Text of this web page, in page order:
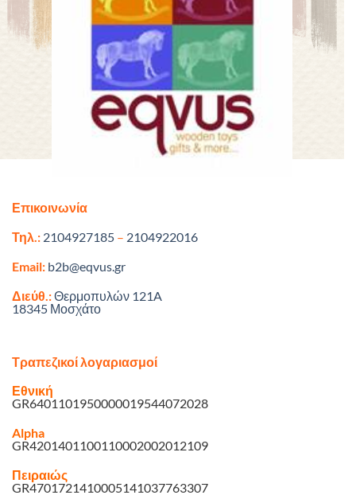
Επικοινωνία
Τηλ.: 2104927185 – 2104922016
Email: b2b@eqvus.gr
Διεύθ.:Θερμοπυλών 121A
18345 Μοσχάτο
Τραπεζικοί λογαριασμοί
Εθνική
GR6401101950000019544072028
Alpha
GR4201401100110002002012109
Πειραιώς
GR4701721410005141037763307